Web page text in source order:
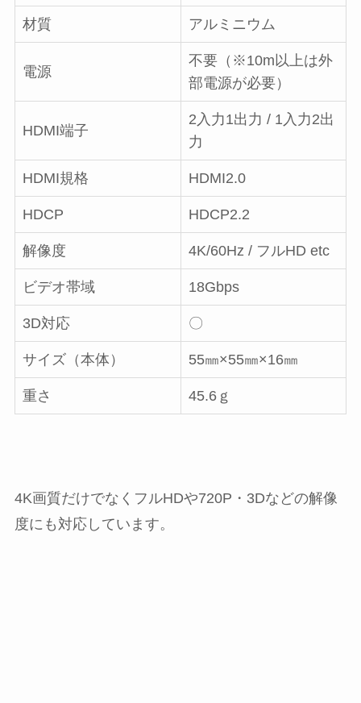
材質 アルミニウム
電源
不要（※10m以上は外
部電源が必要）
HDMI端子
2入力1出力 / 1入力2出
力
HDMI規格 HDMI2.0
HDCP HDCP2.2
解像度 4K/60Hz / フルHD etc
ビデオ帯域 18Gbps
3D対応 〇
サイズ（本体） 55㎜×55㎜×16㎜
重さ 45.6ｇ
4K画質だけでなくフルHDや720P・3Dなどの解像
度にも対応しています。